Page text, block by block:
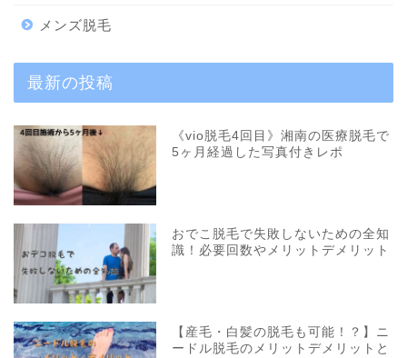
メンズ脱毛
最新の投稿
《vio脱毛4回目》湘南の医療脱毛で
5ヶ月経過した写真付きレポ
おでこ脱毛で失敗しないための全知
識！必要回数やメリットデメリット
【産毛・白髪の脱毛も可能！？】ニ
ードル脱毛のメリットデメリットと